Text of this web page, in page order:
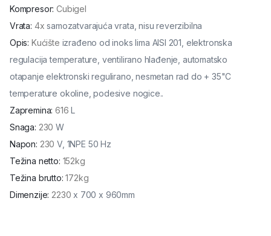
Kompresor: Cubigel
Vrata: 4x samozatvarajuća vrata, nisu reverzibilna
Opis: Kućište izrađeno od inoks lima AISI 201, elektronska
regulacija temperature, ventilirano hlađenje, automatsko
otapanje elektronski regulirano, nesmetan rad do + 35"C
temperature okoline, podesive nogice..
Zapremina: 616 L
Snaga: 230 W
Napon: 230 V, 1NPE 50 Hz
Težina netto: 152kg
Težina brutto: 172kg
Dimenzije: 2230 x 700 x 960mm